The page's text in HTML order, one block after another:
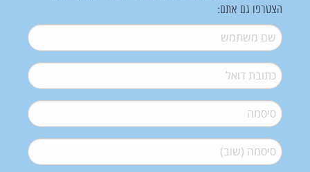
הצטרפו גם אתם:
שם משתמש*
דואל*
סיסמה*
סיסמה (שוב)*